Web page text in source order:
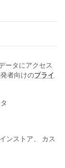
ータにアクセス
者向けのプライ
ンストア、 カス